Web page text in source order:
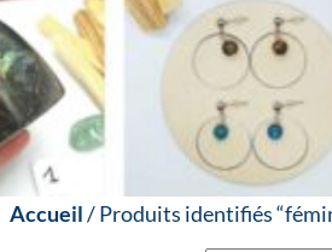
Accueil/ Produits identifiés